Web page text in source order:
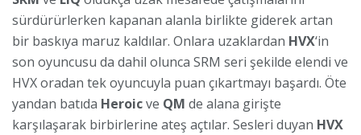
sürdürürlerken kapanan alanla birlikte giderek artan
bir baskıya maruz kaldılar. Onlara uzaklardan HVX‘in
son oyuncusu da dahil olunca SRM seri şekilde elendi ve
HVX oradan tek oyuncuyla puan çıkartmayı başardı. Öte
yandan batıda Heroicve QM de alana girişte
karşılaşarak birbirlerine ateş açtılar. Sesleri duyan HVX